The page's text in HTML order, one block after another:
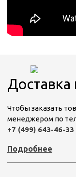
Доставка
Чтобы заказать
менеджером по
+7 (499) 643-46-33
Подробнее